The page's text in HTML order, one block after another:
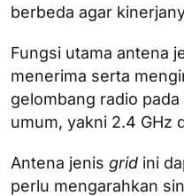
berbeda agar
Fungsi utama antena
menerima serta
gelombang radio
umum, yakni 2.4 GHz
Antena jenis grid ini
perlu mengarahkan